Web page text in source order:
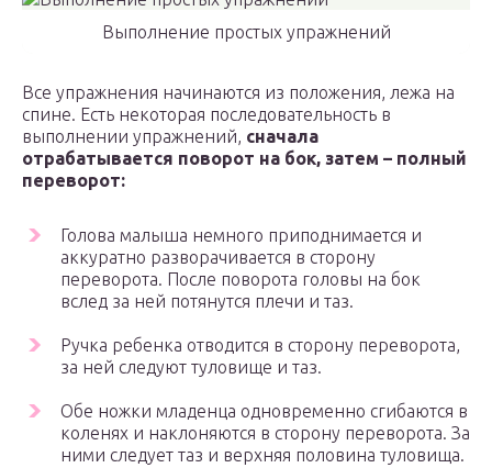
Выполнение простых упражнений
Все упражнения начинаются из положения, лежа на
спине. Есть некоторая последовательность в
выполнении упражнений, сначала
отрабатывается поворот на бок, затем – полный
переворот:
Голова малыша немного приподнимается и
аккуратно разворачивается в сторону
переворота. После поворота головы на бок
вслед за ней потянутся плечи и таз.
Ручка ребенка отводится в сторону переворота,
за ней следуют туловище и таз.
Обе ножки младенца одновременно сгибаются в
коленях и наклоняются в сторону переворота. За
ними следует таз и верхняя половина туловища.